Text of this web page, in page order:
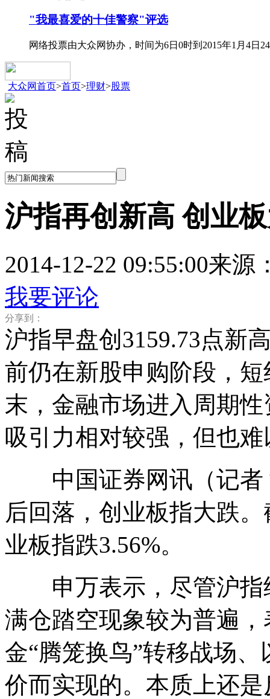
"我最喜爱的十佳警察"评选
网络投票由大众网协办，时间为6日0时到2015年1月4日
大众网首页>首页>理财>股票
沪指再创新高 创业
2014-12-22 09:55:00来源
我要评论
分享到：
沪指早盘创3159.73点新
前仍在新股申购阶段，
末，金融市场进入周期
吸引力相对较强，但也
中国证券网讯（记者
后回落，创业板指大跌
业板指跌3.56%。
申万表示，尽管沪指
满仓踏空现象较为普遍
金“腾笼换鸟”转移战场
价而实现的。本质上还